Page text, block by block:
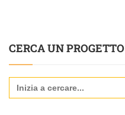
CERCA UN PROGETTO
Search
for: